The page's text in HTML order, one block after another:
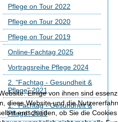
Pflege on Tour 2022
Pflege on Tour 2020
Pflege on Tour 2019
Online-Fachtag 2025
Vortragsreihe Pflege 2024
2. "Fachtag - Gesundheit &
Pflege" 2021
1. "Fachtag - Gesundheit &
Pflege" 2019
Einige von ihnen sind
diese Website und die
entscheiden, ob Sie die